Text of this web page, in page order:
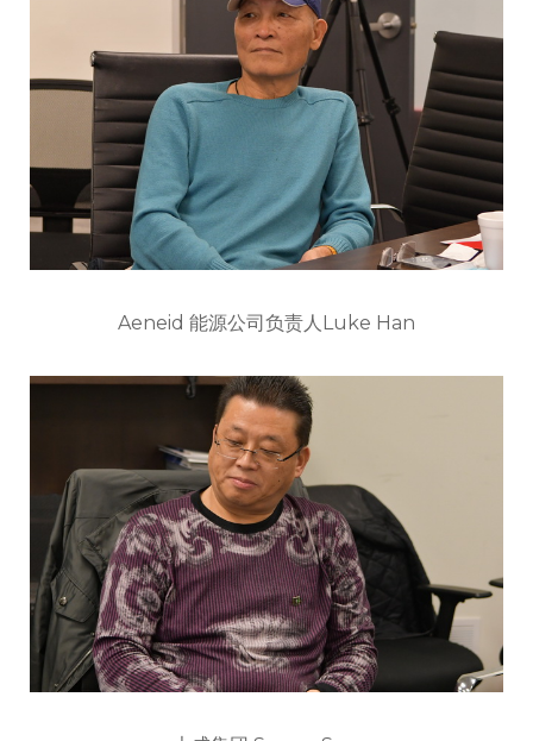
Aeneid 能源公司负责人Luke Han